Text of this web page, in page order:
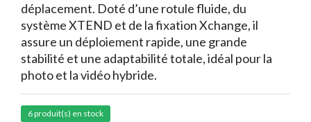
déplacement. Doté d’une rotule fluide, du
système XTEND et de la fixation Xchange, il
assure un déploiement rapide, une grande
stabilité et une adaptabilité totale, idéal pour la
photo et la vidéo hybride.
6 produit(s) en stock